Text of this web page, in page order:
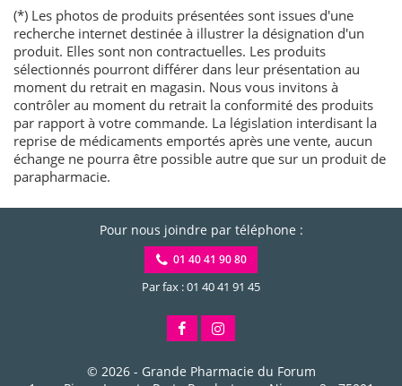
(*) Les photos de produits présentées sont issues d'une
recherche internet destinée à illustrer la désignation d'un
produit. Elles sont non contractuelles. Les produits
sélectionnés pourront différer dans leur présentation au
moment du retrait en magasin. Nous vous invitons à
contrôler au moment du retrait la conformité des produits
par rapport à votre commande. La législation interdisant la
reprise de médicaments emportés après une vente, aucun
échange ne pourra être possible autre que sur un produit de
parapharmacie.
Pour nous joindre par téléphone :
01 40 41 90 80
Par fax : 01 40 41 91 45
© 2026 - Grande Pharmacie du Forum